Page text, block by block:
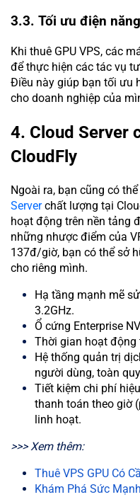
3.3. Tối ưu điện
Khi thuê GPU VPS, các
để thực hiện các tác vụ
Điều này giúp bạn tối ưu
cho doanh nghiệp của
4. Cloud Server
CloudFly
Ngoài ra, bạn cũng có
Serverchất lượng tại
hoạt động trên nền tảng
những nhược điểm của
137đ/giờ, bạn có thể sở
cho riêng mình.
Hạ tầng mạnh mẽ
3.2GHz.
Ổ cứng Enterprise
Thời gian hoạt động
Hệ thống quản trị
người dùng, toàn
Tiết kiệm chi phí
thanh toán theo giờ
linh hoạt.
>>> Xem thêm:
Thuê VPS GPU Có
Khám Phá Sức